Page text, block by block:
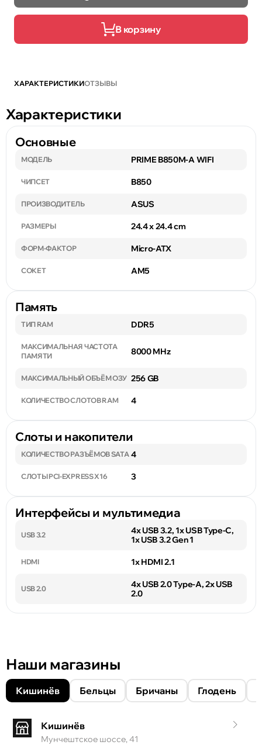
В корзину
ХАРАКТЕРИСТИКИОТЗЫВЫ
Характеристики
Основные
МОДЕЛЬ PRIME B850M-A WIFI
ЧИПСЕТ B850
ПРОИЗВОДИТЕЛЬ ASUS
РАЗМЕРЫ 24.4 x 24.4 cm
ФОРМ-ФАКТОР Micro-ATX
СОКЕТ AM5
Память
ТИП RAM DDR5
МАКСИМАЛЬНАЯ ЧАСТОТА
ПАМЯТИ
8000 MHz
МАКСИМАЛЬНЫЙ ОБЪЁМ ОЗУ 256 GB
КОЛИЧЕСТВО СЛОТОВ RAM 4
Слоты и накопители
КОЛИЧЕСТВО РАЗЪЁМОВ SATA 4
СЛОТЫ PCI-EXPRESS X16 3
Интерфейсы и мультимедиа
USB 3.2
4x USB 3.2, 1x USB Type-C,
1x USB 3.2 Gen 1
HDMI 1x HDMI 2.1
USB 2.0
4x USB 2.0 Type-А, 2x USB
2.0
Наши магазины
Кишинёв Бельцы Бричаны Глодень
Кишинёв
Мунчештское шоссе, 41